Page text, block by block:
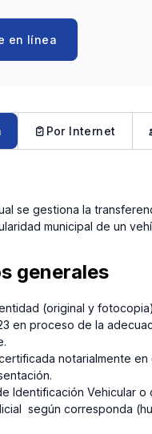
en línea
Por Internet
se gestiona la
municipal de un
generales
(original y
en proceso de la
notarialmente en
Identificación Vehicular o
según corresponda